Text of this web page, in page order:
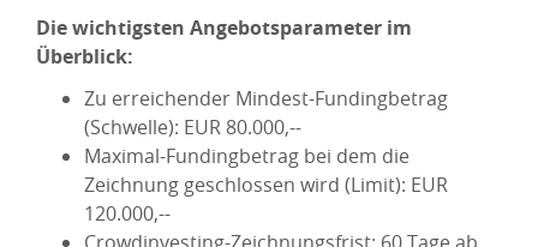
Die wichtigsten Angebotsparameter im
Überblick:
Zu erreichender Mindest-Fundingbetrag
(Schwelle): EUR 80.000,--
Maximal-Fundingbetrag bei dem die
Zeichnung geschlossen wird (Limit): EUR
120.000,--